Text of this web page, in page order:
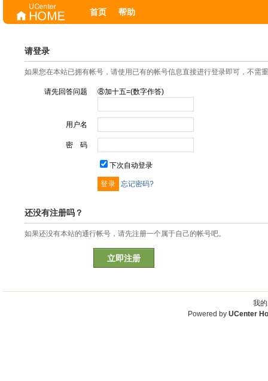
首页 帮助
请登录
如果您在本站已拥有帐号，请使用已有的帐号信息直接进行登录即可，不需
请先回答问题 ⑧加十五=(数字作答)
用户名
密 码
下次自动登录
忘记密码?
还没有注册吗？
如果还没有本站的通行帐号，请先注册一个属于自己的帐号吧。
立即注册
我
Powered by UCenter